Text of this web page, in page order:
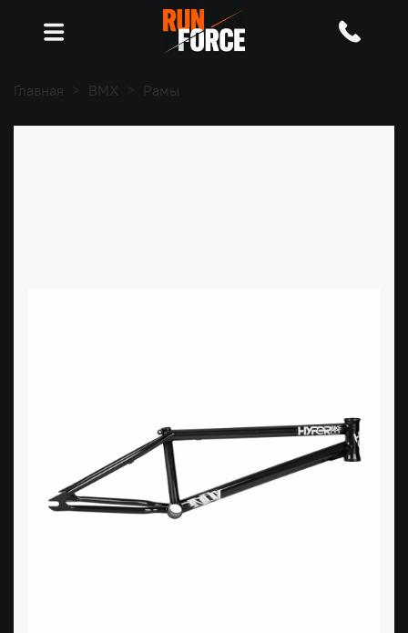
Главная BMX Рамы